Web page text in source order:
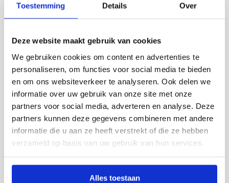
Toestemming Details Over
Deze website maakt gebruik van cookies
We gebruiken cookies om content en advertenties te
personaliseren, om functies voor social media te bieden
en om ons websiteverkeer te analyseren. Ook delen we
informatie over uw gebruik van onze site met onze
partners voor social media, adverteren en analyse. Deze
partners kunnen deze gegevens combineren met andere
informatie die u aan ze heeft verstrekt of die ze hebben
verzameld op basis van uw gebruik van hun services.
Alles toestaan
BIJ SIKKEMA:
Producten van topkwaliteit
Franco vanaf € 150,-
Leverbaar uit voorraad
Advies op maat
Snelle levering
157073